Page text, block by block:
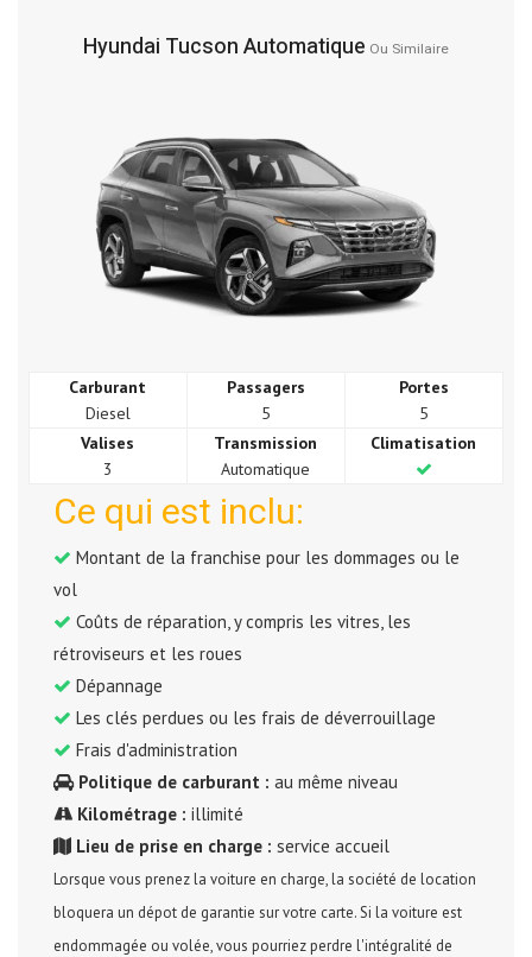
Hyundai Tucson Automatique Ou Similaire
Carburant
Diesel
Passagers
5
Portes
5
Valises
3
Transmission
Automatique
Climatisation
Ce qui est inclu:
Montant de la franchise pour les dommages ou le
vol
Coûts de réparation, y compris les vitres, les
rétroviseurs et les roues
Dépannage
Les clés perdues ou les frais de déverrouillage
Frais d'administration
Politique de carburant : au même niveau
Kilométrage : illimité
Lieu de prise en charge : service accueil
Lorsque vous prenez la voiture en charge, la société de location
bloquera un dépot de garantie sur votre carte. Si la voiture est
endommagée ou volée, vous pourriez perdre l'intégralité de